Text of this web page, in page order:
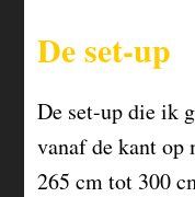
De set-up
De set-up die ik
vanaf de kant op
265 cm tot 300